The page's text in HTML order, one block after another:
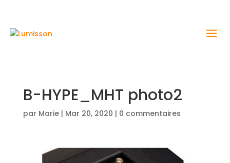
B-HYPE_MHT photo2
par Marie| Mar 20, 2020 | 0 commentaires